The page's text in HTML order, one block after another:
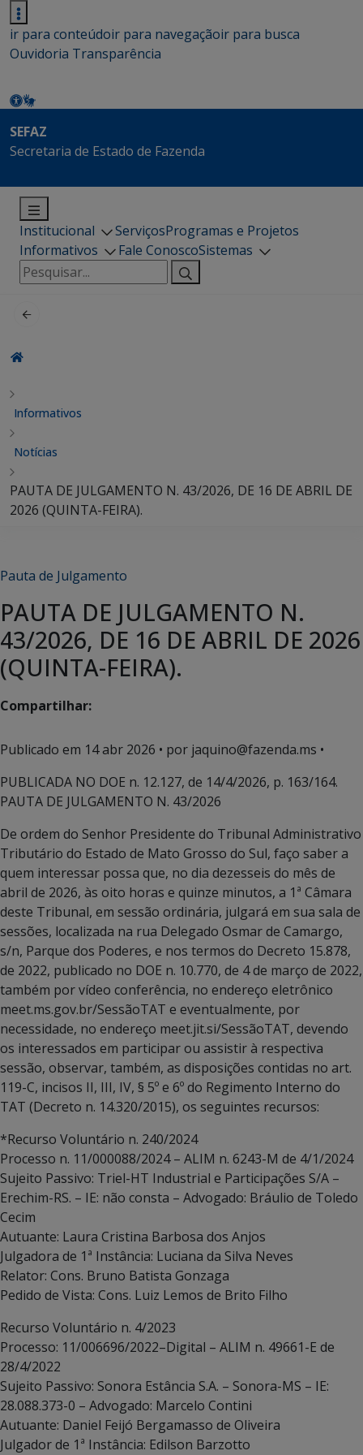
ir para conteúdoir para navegaçãoir para busca
Ouvidoria Transparência
SEFAZ
Secretaria de Estado de Fazenda
Institucional ServiçosProgramas e Projetos
Informativos
Fale ConoscoSistemas
Pesquisar
por:
Informativos
Notícias
PAUTA DE JULGAMENTO N. 43/2026, DE 16 DE ABRIL DE
2026 (QUINTA-FEIRA).
Pauta de Julgamento
PAUTA DE JULGAMENTO N.
43/2026, DE 16 DE ABRIL DE 2026
(QUINTA-FEIRA).
Compartilhar:
Publicado em 14 abr 2026 • por jaquino@fazenda.ms •
PUBLICADA NO DOE n. 12.127, de 14/4/2026, p. 163/164.
PAUTA DE JULGAMENTO N. 43/2026
De ordem do Senhor Presidente do Tribunal Administrativo
Tributário do Estado de Mato Grosso do Sul, faço saber a
quem interessar possa que, no dia dezesseis do mês de
abril de 2026, às oito horas e quinze minutos, a 1ª Câmara
deste Tribunal, em sessão ordinária, julgará em sua sala de
sessões, localizada na rua Delegado Osmar de Camargo,
s/n, Parque dos Poderes, e nos termos do Decreto 15.878,
de 2022, publicado no DOE n. 10.770, de 4 de março de 2022,
também por vídeo conferência, no endereço eletrônico
meet.ms.gov.br/SessãoTAT e eventualmente, por
necessidade, no endereço meet.jit.si/SessãoTAT, devendo
os interessados em participar ou assistir à respectiva
sessão, observar, também, as disposições contidas no art.
119-C, incisos II, III, IV, § 5º e 6º do Regimento Interno do
TAT (Decreto n. 14.320/2015), os seguintes recursos:
*Recurso Voluntário n. 240/2024
Processo n. 11/000088/2024 – ALIM n. 6243-M de 4/1/2024
Sujeito Passivo: Triel-HT Industrial e Participações S/A –
Erechim-RS. – IE: não consta – Advogado: Bráulio de Toledo
Cecim
Autuante: Laura Cristina Barbosa dos Anjos
Julgadora de 1ª Instância: Luciana da Silva Neves
Relator: Cons. Bruno Batista Gonzaga
Pedido de Vista: Cons. Luiz Lemos de Brito Filho
Recurso Voluntário n. 4/2023
Processo: 11/006696/2022–Digital – ALIM n. 49661-E de
28/4/2022
Sujeito Passivo: Sonora Estância S.A. – Sonora-MS – IE:
28.088.373-0 – Advogado: Marcelo Contini
Autuante: Daniel Feijó Bergamasso de Oliveira
Julgador de 1ª Instância: Edilson Barzotto